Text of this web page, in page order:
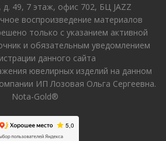
д. 49, 7 этаж, офис 702, БЦ JAZZ
воспроизведение материалов
только с указанием активной
и обязательным уведомлением
данного сайта
ювелирных изделий на данном
ИП Лозовая Ольга Сергеевна.
Nota-Gold®